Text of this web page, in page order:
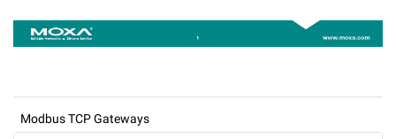
Modbus TCP Gateways